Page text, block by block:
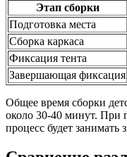
Этап сборки
Подготовка места
Сборка каркаса
Фиксация тента
Завершающая фиксация
Общее время сборки
около 30-40 минут. При
процесс будет занимать